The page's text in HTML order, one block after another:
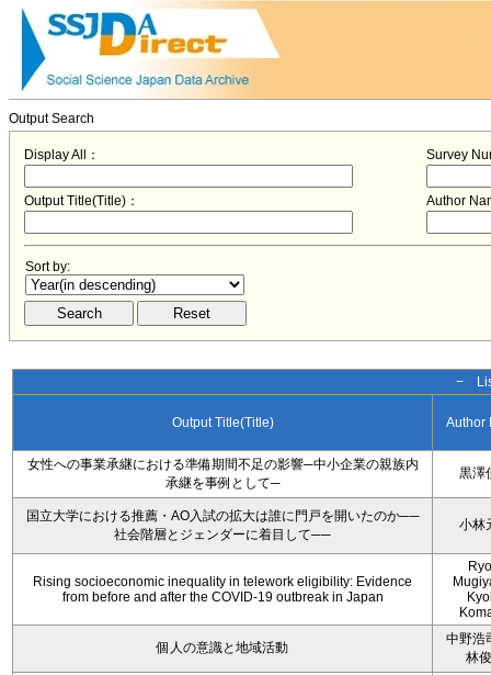
Output Search
Display All： Survey
Output Title(Title)： Author
Sort by:
−
Output Title(Title) Author
女性への事業承継における準備期間不足の影響─中小企業の親族内
承継を事例として─
黒澤
国立大学における推薦・AO入試の拡大は誰に門戸を開いたのか──
社会階層とジェンダーに着目して──
小林
Rising socioeconomic inequality in telework eligibility: Evidence
from before and after the COVID-19 outbreak in Japan
個人の意識と地域活動
中野浩
林